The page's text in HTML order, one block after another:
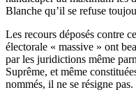
Blanche qu’il se refuse
Les recours déposés contre
électorale « massive » ont
par les juridictions même
Suprême, et même
nommés, il ne se résigne pas.